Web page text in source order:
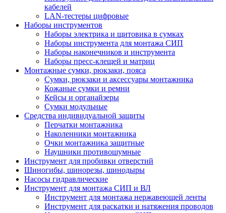
кабелей
LAN-тестеры цифровые
Наборы инструментов
Наборы электрика и щитовика в сумках
Наборы инструмента для монтажа СИП
Наборы наконечников и инструмента
Наборы пресс-клещей и матриц
Монтажные сумки, рюкзаки, пояса
Сумки, рюкзаки и аксессуары монтажника
Кожаные сумки и ремни
Кейсы и органайзеры
Сумки модульные
Средства индивидуальной защиты
Перчатки монтажника
Наколенники монтажника
Очки монтажника защитные
Наушники противошумные
Инструмент для пробивки отверстий
Шиногибы, шинорезы, шинодыры
Насосы гидравлические
Инструмент для монтажа СИП и ВЛ
Инструмент для монтажа нержавеющей ленты
Инструмент для раскатки и натяжения проводов